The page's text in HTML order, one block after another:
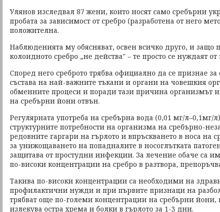
Улянов изследвал 87 жени, които носят само сребърни
пробата за зависимост от сребро (разработена от него
положителна.
Наблюденията му обясняват, освен всичко друго, и защо
колоидното сребро „не действа" – те просто се нуждаят
Според него среброто трябва официално да се признае
състава на най-важните тъкани и органи на човешкия
обменните процеси и поради тази причина организмът
на сребърни йони отвън.
Регулярната употреба на сребърна вода (0,01 мг/л–0,1мг/
структурните потребности на организма на сребърно-
редовните гаргари на гърлото и впръскването в носа на
за унижощаването на попадналите в носоглътката
защитава от простудни инфекции. За лечение обаче са
по-високи концентрации на сребро в разтвора,
Такива по-високи концентрации са необходими на
профилактични нужди и при първите признаци на
трябват още по-големи концентрации на сребърни йони,
излекува остра хрема и болки в гърлото за 1-3 дни.